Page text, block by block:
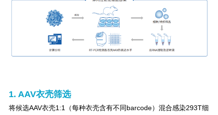
1. AAV衣壳筛选
将候选AAV衣壳1:1（每种衣壳含有不同barcode）混合感染293T细